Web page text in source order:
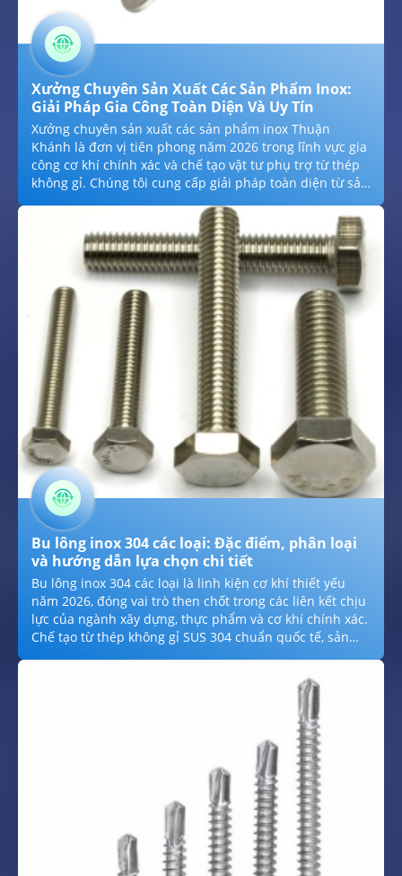
Xưởng Chuyên Sản Xuất Các Sản Phẩm Inox:
Giải Pháp Gia Công Toàn Diện Và Uy Tín
Xưởng chuyên sản xuất các sản phẩm inox Thuận
Khánh là đơn vị tiên phong năm 2026 trong lĩnh vực gia
công cơ khí chính xác và chế tạo vật tư phụ trợ từ thép
không gỉ. Chúng tôi cung cấp giải pháp toàn diện từ sản
phức tạp theo bản vẽ kỹ thuật, đảm bảo chuẩn mác
thép SUS 304, 316. Với công nghệ cắt CNC và hàn Argon
hiện đại, xưởng cam kết mang lại sản phẩm có độ bền
cơ học cao, tính thẩm mỹ vượt trội và giá thành tối ưu
nhất cho các nhà thầu xây dựng và doanh nghiệp sản
xuất trên toàn quốc.
Bu lông inox 304 các loại: Đặc điểm, phân loại
và hướng dẫn lựa chọn chi tiết
Bu lông inox 304 các loại là linh kiện cơ khí thiết yếu
năm 2026, đóng vai trò then chốt trong các liên kết chịu
lực của ngành xây dựng, thực phẩm và cơ khí chính xác.
Chế tạo từ thép không gỉ SUS 304 chuẩn quốc tế, sản
Với hệ thống quy cách đa dạng từ DIN 933 (ren suốt),
DIN 931 (ren lửng) đến các dòng lục giác chìm thẩm mỹ,
bu lông inox 304 giúp đảm bảo tuổi thọ vĩnh cửu cho
công trình, triệt tiêu hoàn toàn chi phí bảo trì và thay